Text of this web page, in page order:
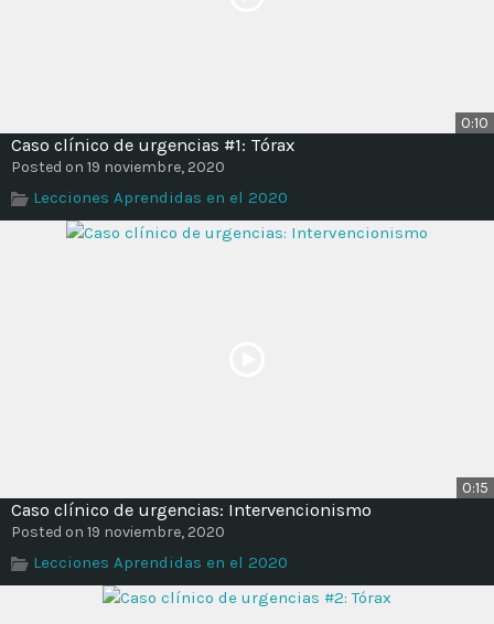
0:10
Caso clínico de urgencias #1: Tórax
Posted on 19 noviembre, 2020
Lecciones Aprendidas en el 2020
0:15
Caso clínico de urgencias: Intervencionismo
Posted on 19 noviembre, 2020
Lecciones Aprendidas en el 2020